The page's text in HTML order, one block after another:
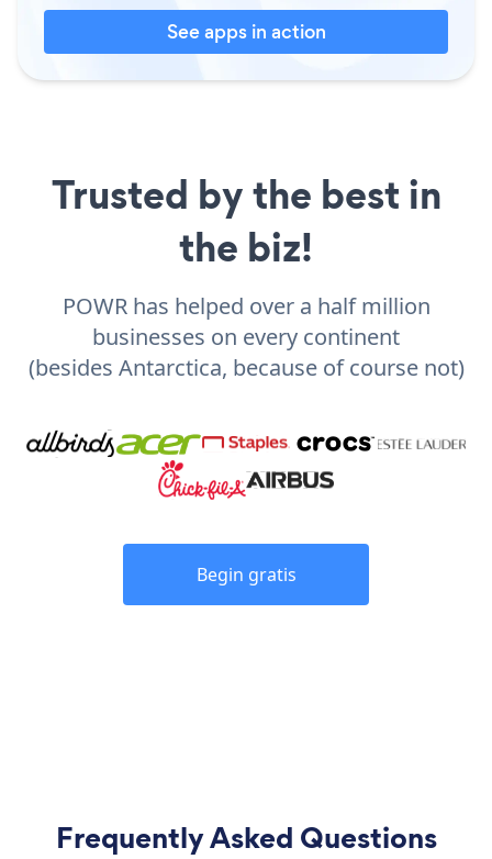
See apps in action
Trusted by the best in
the biz!
POWR has helped over a half million
businesses on every continent
(besides Antarctica, because of course not)
Begin gratis
Frequently Asked Questions